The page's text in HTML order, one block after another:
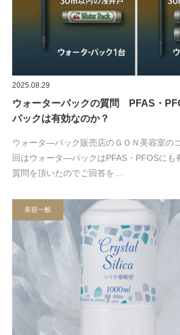
2025.08.29
ウォーターパックの質問 PFAS・
パックは有効なのか？
ウォータ―パック販売店のＧＯＮ美容室の
回はウォータ―パックはPFAS・PFOSにも
質問を頂いたのでご回答を…
美容一般